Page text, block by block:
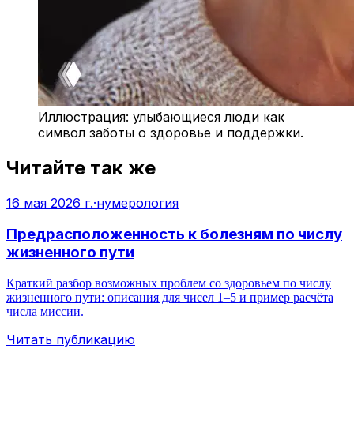
Иллюстрация: улыбающиеся люди как
символ заботы о здоровье и поддержки.
Читайте так же
16 мая 2026 г.·нумерология
Предрасположенность к болезням по числу
жизненного пути
Краткий разбор возможных проблем со здоровьем по числу
жизненного пути: описания для чисел 1–5 и пример расчёта
числа миссии.
Читать публикацию